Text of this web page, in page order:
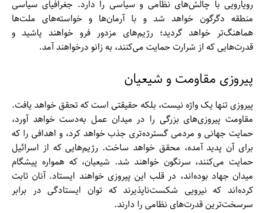
رویارویی با چالش‌های نظامی و سیاسی را دارد. جغرافیای سیاسی
منطقه دگرگون خواهد شد و با آرمان‌ها و خواسته‌های ملت‌ها
هماهنگ‌تر خواهد گردید؛ رژیم‌های مزدور فرو خواهند پاشید و
قدرت‌هایی که از شرارت حمایت می‌کنند، به زانو درخواهند آمد.
پیروزی مقاومت و شیعیان
پیروزی تنها یک واژه نیست، بلکه حقیقتی است که تحقق خواهد یافت.
مقاومت پیروزی‌های بزرگی را در میدان عمل به‌دست خواهد آورد،
حمایت جهانی و مردمی گسترده‌تری جذب خواهد کرد، و اهدافی را که
برای آن پدید آمده، محقق خواهد ساخت. رژیم‌هایی که از اسرائیل
حمایت می‌کنند، سرنگون خواهند شد. شیعیان، که همواره پیشگام
میدان جهاد بوده‌اند، در قلب این پیروزی خواهند ایستاد. آنان ثابت
کرده‌اند که نیرویی شکست‌ناپذیرند که توان ایستادگی در برابر
سرسخت‌ترین قدرت‌های نظامی را دارند.